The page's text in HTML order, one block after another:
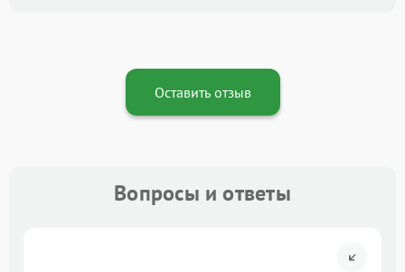
Оставить отзыв
Вопросы и ответы